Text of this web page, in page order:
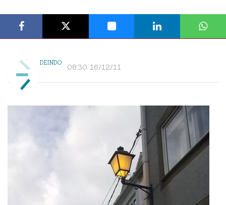
DEINDO 08:30 16/12/11